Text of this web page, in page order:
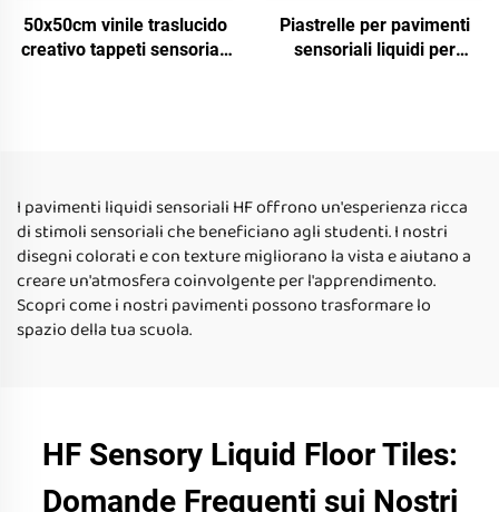
50x50cm vinile traslucido
creativo tappeti sensoriali
Piastrelle per pavimenti
sensoriali liquidi per
I pavimenti liquidi sensoriali HF offrono un'esperienza ricca
di stimoli sensoriali che beneficiano agli studenti. I nostri
disegni colorati e con texture migliorano la vista e aiutano a
creare un'atmosfera coinvolgente per l'apprendimento.
Scopri come i nostri pavimenti possono trasformare lo
spazio della tua scuola.
HF Sensory Liquid Floor Tiles:
Domande Frequenti sui Nostri